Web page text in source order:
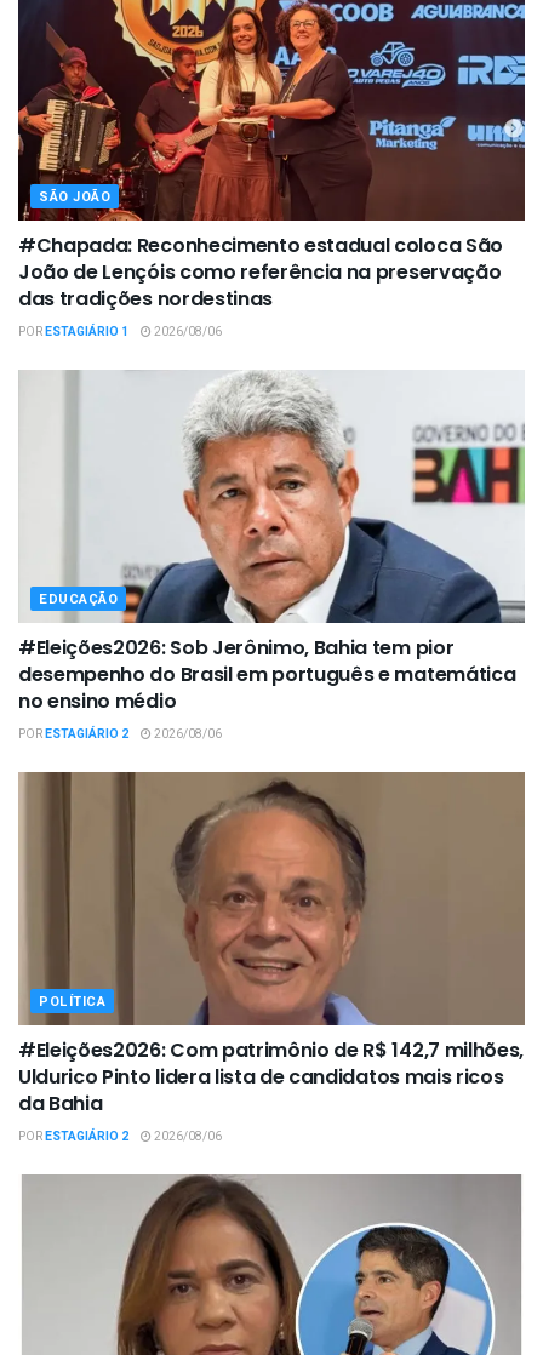
SÃO JOÃO
#Chapada: Reconhecimento estadual coloca São
João de Lençóis como referência na preservação
das tradições nordestinas
PORESTAGIÁRIO 1 2026/08/06
EDUCAÇÃO
#Eleições2026: Sob Jerônimo, Bahia tem pior
desempenho do Brasil em português e matemática
no ensino médio
PORESTAGIÁRIO 2 2026/08/06
POLÍTICA
#Eleições2026: Com patrimônio de R$ 142,7 milhões,
Uldurico Pinto lidera lista de candidatos mais ricos
da Bahia
PORESTAGIÁRIO 2 2026/08/06